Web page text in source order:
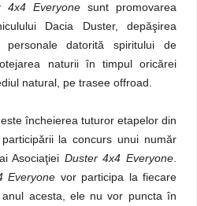
4x4 Everyone sunt promovarea
Dacia Duster, depăşirea
personale datorită spiritului de
naturii în timpul oricărei
natural, pe trasee offroad.
încheierea tuturor etapelor din
la concurs unui număr
Asociaţiei Duster 4x4 Everyone
Everyone vor participa la fiecare
acesta, ele nu vor puncta în